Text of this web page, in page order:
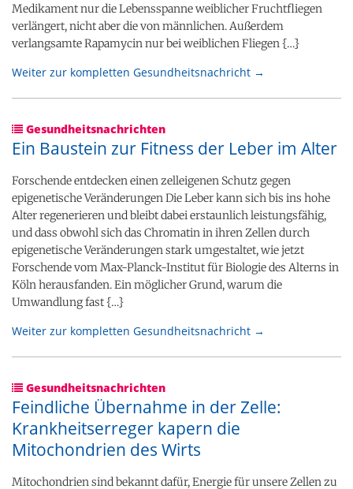
Medikament nur die Lebensspanne weiblicher Fruchtfliegen
verlängert, nicht aber die von männlichen. Außerdem
verlangsamte Rapamycin nur bei weiblichen Fliegen {…}
Weiter zur kompletten Gesundheitsnachricht →
Gesundheitsnachrichten
Ein Baustein zur Fitness der Leber im Alter
Forschende entdecken einen zelleigenen Schutz gegen
epigenetische Veränderungen Die Leber kann sich bis ins hohe
Alter regenerieren und bleibt dabei erstaunlich leistungsfähig,
und dass obwohl sich das Chromatin in ihren Zellen durch
epigenetische Veränderungen stark umgestaltet, wie jetzt
Forschende vom Max-Planck-Institut für Biologie des Alterns in
Köln herausfanden. Ein möglicher Grund, warum die
Umwandlung fast {…}
Weiter zur kompletten Gesundheitsnachricht →
Gesundheitsnachrichten
Feindliche Übernahme in der Zelle:
Krankheitserreger kapern die
Mitochondrien des Wirts
Mitochondrien sind bekannt dafür, Energie für unsere Zellen zu